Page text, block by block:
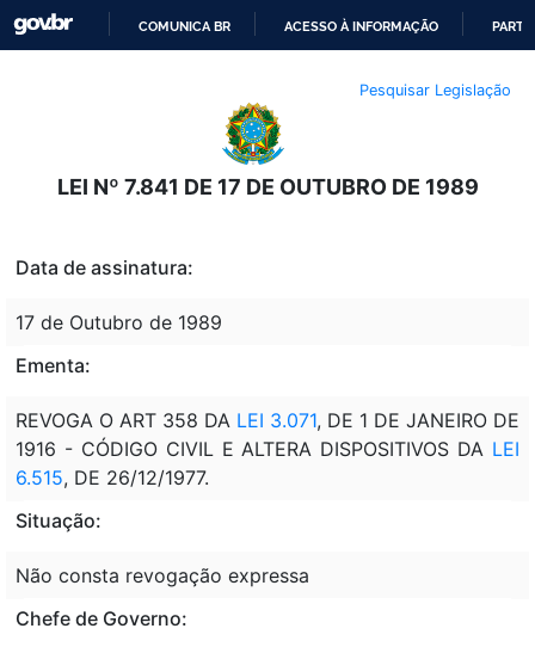
O
CONTEÚDO
COMUNICA BR ACESSO À INFORMAÇÃO
Pesquisar Legislação
LEI Nº 7.841 DE 17 DE OUTUBRO DE 1989
Data de assinatura:
17 de Outubro de 1989
Ementa:
REVOGA O ART 358 DA LEI 3.071, DE 1 DE JANEIRO DE
1916 - CÓDIGO CIVIL E ALTERA DISPOSITIVOS DA LEI
6.515, DE 26/12/1977.
Situação:
Não consta revogação expressa
Chefe de Governo: